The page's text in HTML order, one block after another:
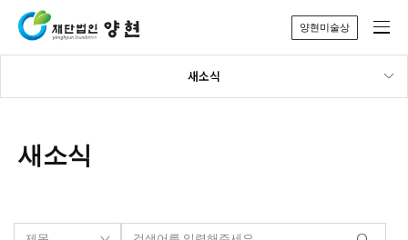
양현미술상
새소식
새소식